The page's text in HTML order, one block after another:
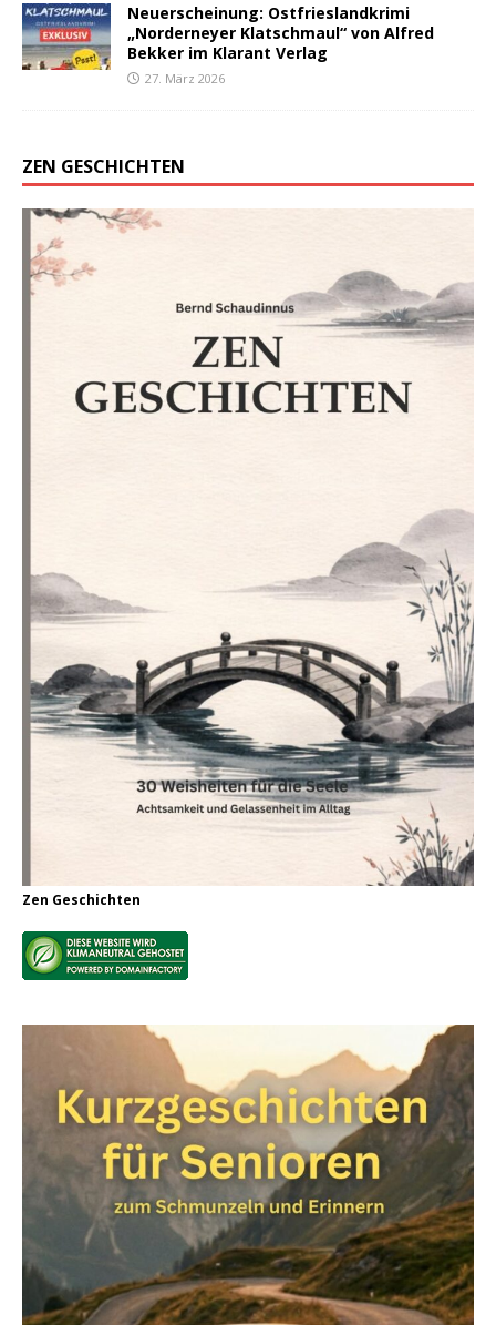
Neuerscheinung: Ostfrieslandkrimi
„Norderneyer Klatschmaul“ von Alfred
Bekker im Klarant Verlag
27. März 2026
ZEN GESCHICHTEN
Zen Geschichten